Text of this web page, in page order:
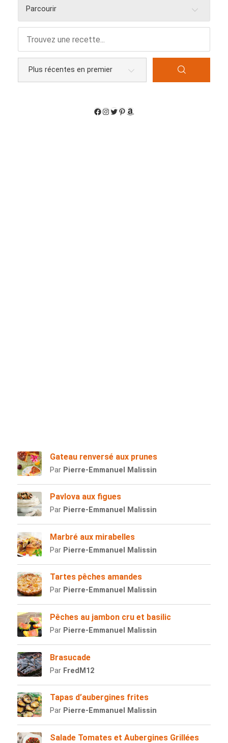
Parcourir
Gateau renversé aux prunes
Par Pierre-Emmanuel Malissin
Pavlova aux figues
Par Pierre-Emmanuel Malissin
Marbré aux mirabelles
Par Pierre-Emmanuel Malissin
Tartes pêches amandes
Par Pierre-Emmanuel Malissin
Pêches au jambon cru et basilic
Par Pierre-Emmanuel Malissin
Brasucade
Par FredM12
Tapas d’aubergines frites
Par Pierre-Emmanuel Malissin
Salade Tomates et Aubergines Grillées